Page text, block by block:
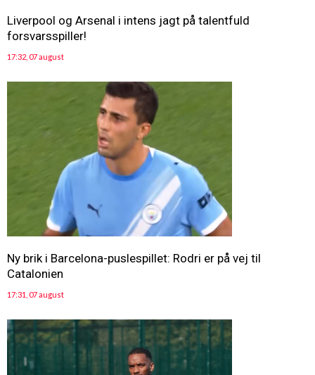
Liverpool og Arsenal i intens jagt på talentfuld
forsvarsspiller!
17:32, 07 august
Ny brik i Barcelona-puslespillet: Rodri er på vej til
Catalonien
17:31, 07 august